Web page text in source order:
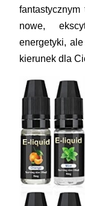
fantastycznym
nowe,
energetyki,
kierunek dla